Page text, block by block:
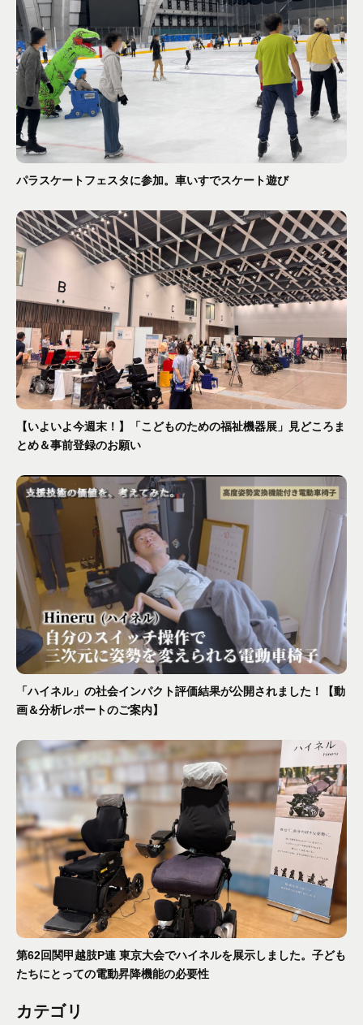
パラスケートフェスタに参加。車いすでスケート遊び
【いよいよ今週末！】「こどものための福祉機器展」見どころま
とめ＆事前登録のお願い
「ハイネル」の社会インパクト評価結果が公開されました！【動
画＆分析レポートのご案内】
第62回関甲越肢P連 東京大会でハイネルを展示しました。子ども
たちにとっての電動昇降機能の必要性
カテゴリ